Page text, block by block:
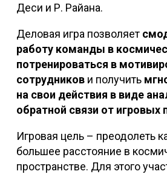
Деси и Р. Райана.
Деловая игра позволяет
работу команды в
потренироваться в
сотрудникови получить
на свои действия в виде
обратной связи от игровых
Игровая цель – преодолеть
большее расстояние в
пространстве. Для этого